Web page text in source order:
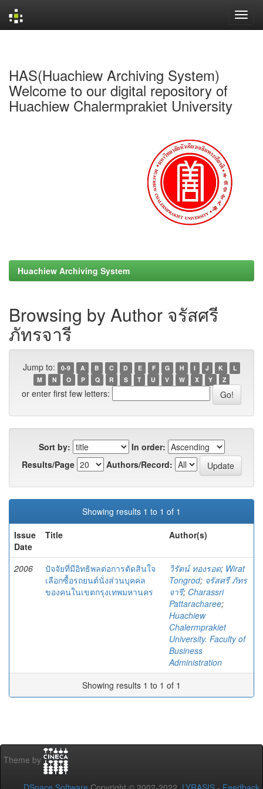
HAS(Huachiew Archiving System)
Welcome to our digital repository of
Huachiew Chalermprakiet University
Huachiew Archiving System
Browsing by Author จรัสศรี
ภัทรจารี
Jump to: 0-9 A B C D E F G H I J K
L
M
N O P Q R S T U V W X Y Z
or enter first few letters:
Sort by:
In order:
Results/Page
Authors/Record:
Showing results 1 to 1 of 1
Issue
Date
Title Author(s)
2006
ปัจจัยที่มีอิทธิพลต่อการตัดสินใจ
เลือกซื้อรถยนต์นั่งส่วนบุคคล
ของคนในเขตกรุงเทพมหานคร
วิรัตน์ ทองรอด; Wirat
Tongrod; จรัสศรี ภัทร
จารี; Charassri
Pattaracharee;
Huachiew
Chalermprakiet
University. Faculty of
Business
Administration
Showing results 1 to 1 of 1
Theme by